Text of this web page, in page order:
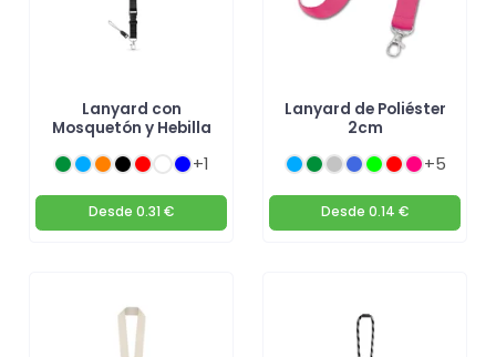
Lanyard con
Mosquetón y Hebilla
+1
Desde 0.31 €
Lanyard de Poliéster
2cm
+5
Desde 0.14 €